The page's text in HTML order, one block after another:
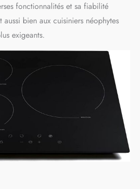
fonctionnalités et sa fiabilité
bien aux cuisiniers néophytes
exigeants.